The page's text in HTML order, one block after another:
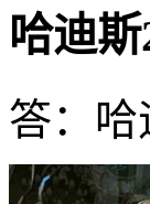
哈迪斯
答：哈